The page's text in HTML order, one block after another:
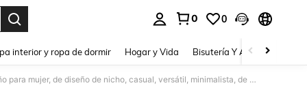
0 0
interior y ropa de dormir Hogar y Vida Bisutería Y Accesorios
Bolso de hombro diagonal cruzado, bolso de cubo, bolso pequeño para mujer, de diseño de nicho, casual, versátil, minimalista, de moda, textura de PU, de alta calidad, estilo vintage